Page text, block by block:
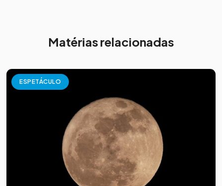
Matérias relacionadas
ESPETÁCULO